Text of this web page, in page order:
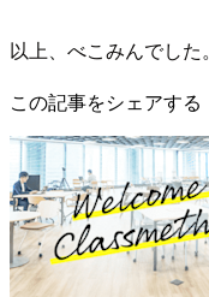
以上、べこみんでした。
この記事をシェアする